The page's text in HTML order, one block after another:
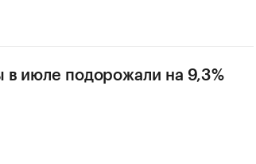
в июле подорожали на 9,3%